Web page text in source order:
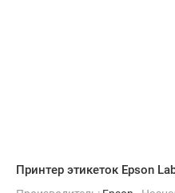
Принтер этикеток Epson